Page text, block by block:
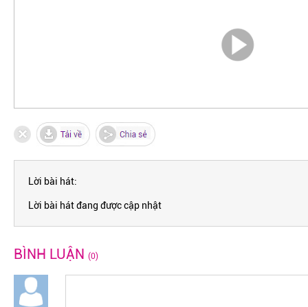
Lời bài hát:
Lời bài hát đang được cập nhật
BÌNH LUẬN (0)